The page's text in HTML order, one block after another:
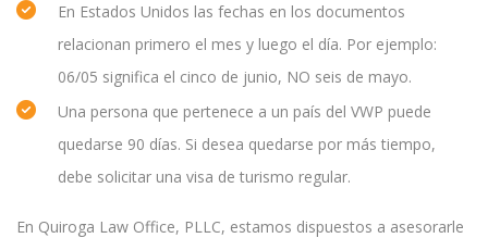
En Estados Unidos las fechas en los documentos
relacionan primero el mes y luego el día. Por ejemplo:
06/05 significa el cinco de junio, NO seis de mayo.
Una persona que pertenece a un país del VWP puede
quedarse 90 días. Si desea quedarse por más tiempo,
debe solicitar una visa de turismo regular.
En Quiroga Law Office, PLLC, estamos dispuestos a asesorarle